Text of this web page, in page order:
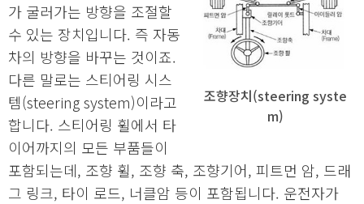
조향장치(steering syste
m)
가 굴러가는 방향을 조절할
수 있는 장치입니다. 즉 자동
차의 방향을 바꾸는 것이죠.
다른 말로는 스티어링 시스
템(steering system)이라고
합니다. 스티어링 휠에서 타
이어까지의 모든 부품들이
포함되는데, 조향 휠, 조향 축, 조향기어, 피트먼 암, 드래
그 링크, 타이 로드, 너클암 등이 포함됩니다. 운전자가